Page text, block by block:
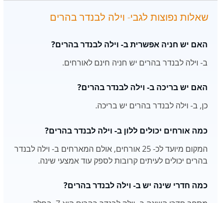
שאלות נפוצות לגבי- וילה לבנדר בהרים
האם יש חניה אפשרית ב- וילה לבנדר בהרים?
ב- וילה לבנדר בהרים יש חניה חינם לאורחים.
האם יש בריכה ב- וילה לבנדר בהרים?
כן, ב- וילה לבנדר בהרים יש בריכה.
כמה אורחים יכולים ללון ב- וילה לבנדר בהרים?
המקום מיועד לכ- 25 אורחים, אולם המארחים ב- וילה לבנדר
בהרים יכולים לעיתים קרובות לספק עוד אמצעי שינה.
כמה חדרי שינה יש ב- וילה לבנדר בהרים?